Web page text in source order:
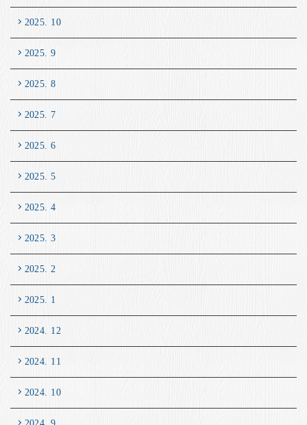
2025. 10
2025. 9
2025. 8
2025. 7
2025. 6
2025. 5
2025. 4
2025. 3
2025. 2
2025. 1
2024. 12
2024. 11
2024. 10